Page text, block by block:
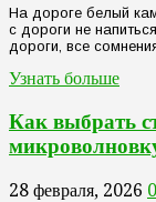
На дороге белый
с дороги не
дороги, все
Узнать больше
Как выбрать
28 февраля, 2026 0